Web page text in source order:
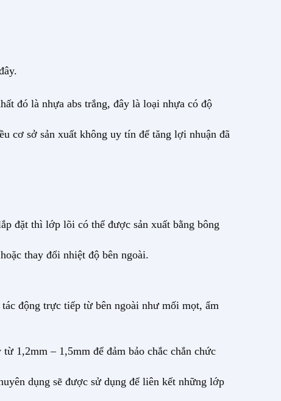
đó là nhựa abs trắng, đây là loại nhựa có độ
cơ sở sản xuất không uy tín để tăng lợi nhuận đã
đặt thì lớp lõi có thể được sản xuất bằng bông
thay đổi nhiệt độ bên ngoài.
động trực tiếp từ bên ngoài như mối mọt, ẩm
1,2mm – 1,5mm để đảm bảo chắc chắn chức
dụng sẽ được sử dụng để liên kết những lớp